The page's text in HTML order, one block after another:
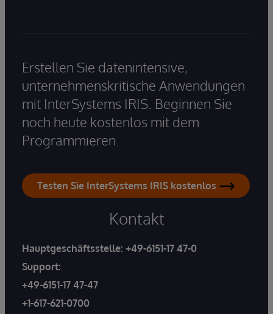
Erstellen Sie datenintensive,
unternehmenskritische Anwendungen
mit InterSystems IRIS. Beginnen Sie
noch heute kostenlos mit dem
Programmieren.
Testen Sie InterSystems IRIS kostenlos
Kontakt
Hauptgeschäftsstelle: +49-6151-17 47-0
Support:
+49-6151-17 47-47
+1-617-621-0700